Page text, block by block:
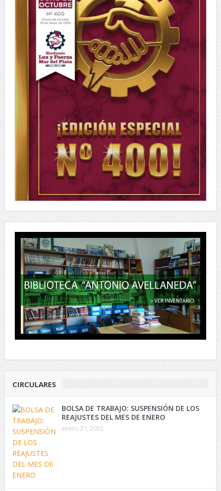
CIRCULARES
BOLSA DE TRABAJO: SUSPENSIÓN DE LOS
REAJUSTES DEL MES DE ENERO
enero 27, 2022